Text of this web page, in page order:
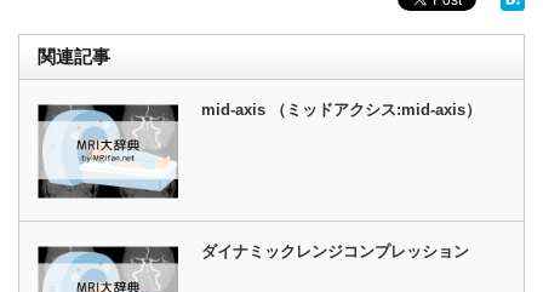
関連記事
mid-axis （ミッドアクシス:mid-axis）
ダイナミックレンジコンプレッション